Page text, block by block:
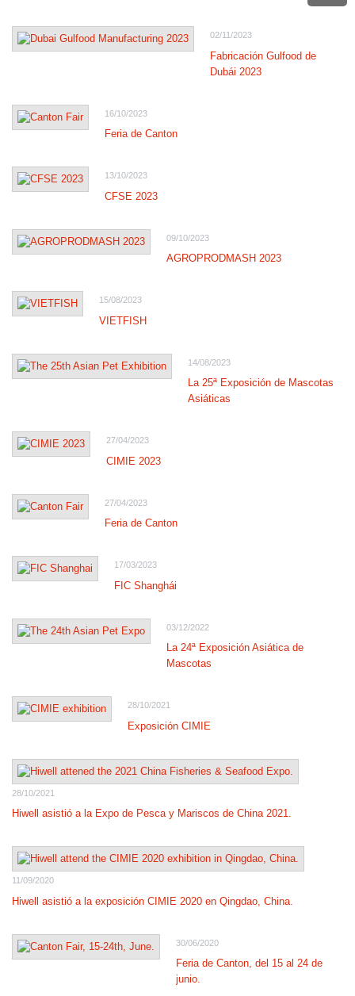
02/11/2023
Fabricación Gulfood de
Dubái 2023
16/10/2023
Feria de Canton
13/10/2023
CFSE 2023
09/10/2023
AGROPRODMASH 2023
15/08/2023
VIETFISH
14/08/2023
La 25ª Exposición de Mascotas
Asiáticas
27/04/2023
CIMIE 2023
27/04/2023
Feria de Canton
17/03/2023
FIC Shanghái
03/12/2022
La 24ª Exposición Asiática de
Mascotas
28/10/2021
Exposición CIMIE
28/10/2021
Hiwell asistió a la Expo de Pesca y Mariscos de China 2021.
11/09/2020
Hiwell asistió a la exposición CIMIE 2020 en Qingdao, China.
30/06/2020
Feria de Canton, del 15 al 24 de
junio.